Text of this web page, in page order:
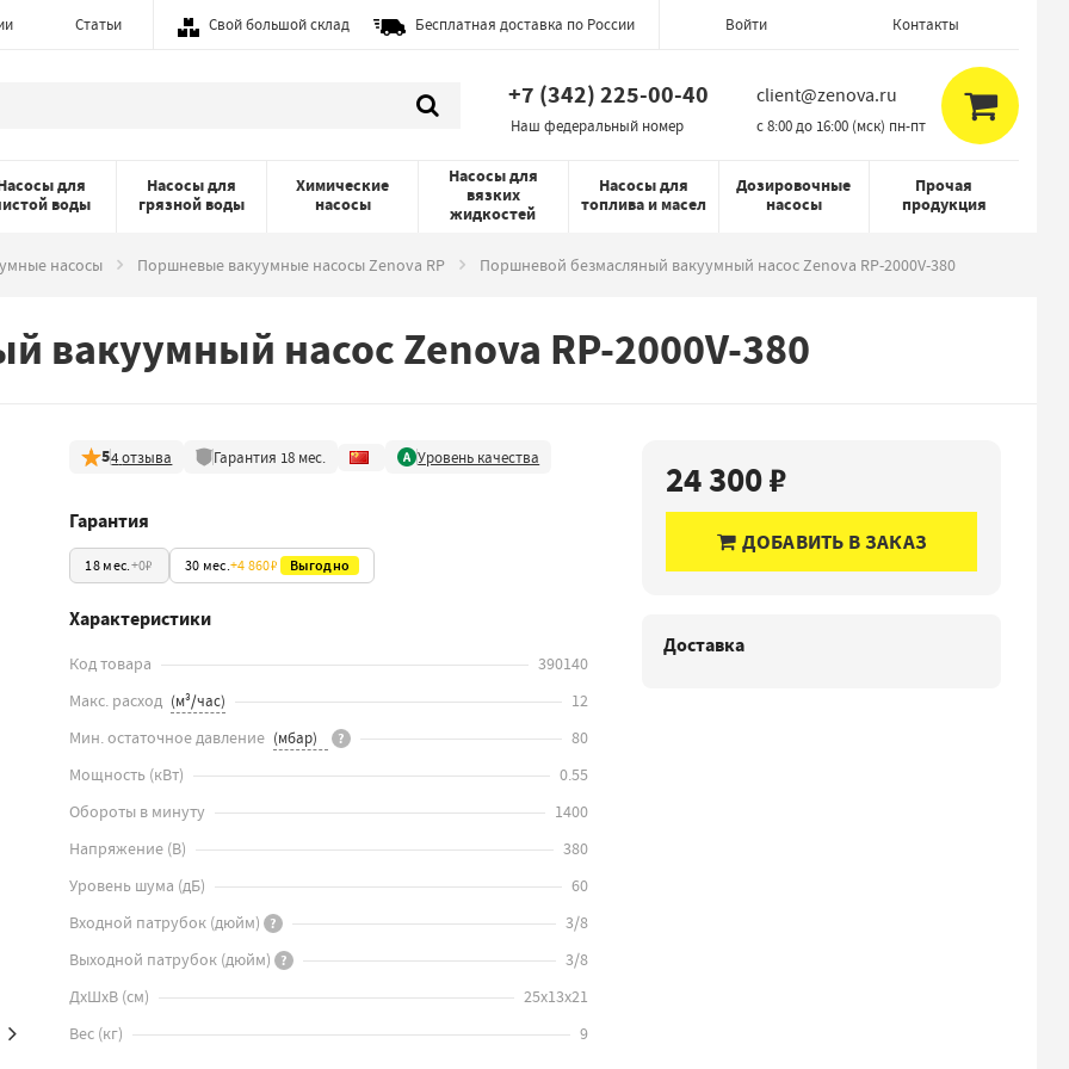
Статьи Свой большой склад Бесплатная доставка по России Войти Контакты
+7 (342) 225-00-40
Наш федеральный номер
client@zenova.ru
c 8:00 до 16:00 (мск) пн-пт
для
воды
Насосы для
грязной воды
Химические
насосы
Насосы для
вязких
жидкостей
Насосы для
топлива и масел
Дозировочные
насосы
Прочая
продукция
насосы Поршневые вакуумные насосы Zenova RP Поршневой безмасляный вакуумный насос Zenova RP-2000V-380
вакуумный насос Zenova RP-2000V-380
54 отзыва Гарантия 18 мес. Уровень качества
Гарантия
18 мес.+0₽ 30 мес.+4 860₽ Выгодно
Характеристики
Код товара
390140
Макс. расход
12
Мин. остаточное давление
?
80
Мощность (кВт)
0.55
Обороты в минуту
1400
Напряжение (В)
380
Уровень шума (дБ)
60
Входной патрубок (дюйм) ?
3/8
Выходной патрубок (дюйм) ?
3/8
ДхШхВ (см)
25х13х21
Вес (кг) 9
24 300 ₽
ДОБАВИТЬ В ЗАКАЗ
Доставка